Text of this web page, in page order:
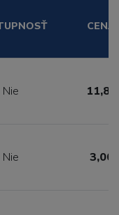
CENA
Nie
Nie 3,00